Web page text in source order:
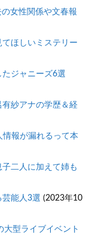
女性関係や文春報
ほしいミステリー
ジャニーズ6選
紗アナの学歴＆経
情報が漏れるって本
二人に加えて姉も
能人3選 (2023年10
大型ライブイベント